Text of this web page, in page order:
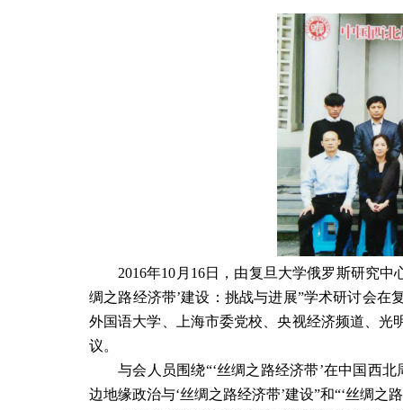
2016年10 月 16日，由复旦大学俄罗斯研究中
绸之路经济带’建设：挑战与进展”学术研讨会
外国语大学、上海市委党校、央视经济频道、光
议。
与会人员围绕“‘丝绸之路经济带’在中国西
边地缘政治与‘丝绸之路经济带’建设”和“‘丝绸